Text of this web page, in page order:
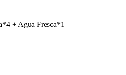
+ Agua Fresca*1